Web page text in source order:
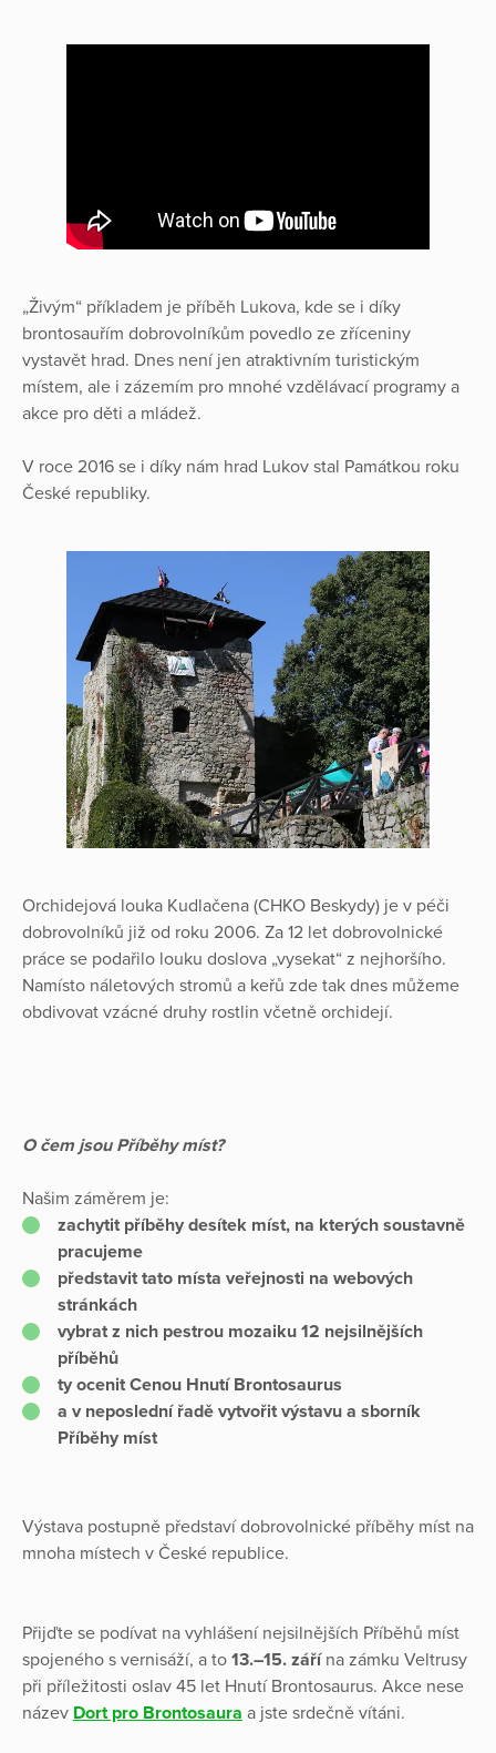
„Živým“ příkladem je příběh Lukova, kde se i díky
brontosauřím dobrovolníkům povedlo ze zříceniny
vystavět hrad. Dnes není jen atraktivním turistickým
místem, ale i zázemím pro mnohé vzdělávací programy a
akce pro děti a mládež.
V roce 2016 se i díky nám hrad Lukov stal Památkou roku
České republiky.
Orchidejová louka Kudlačena (CHKO Beskydy) je v péči
dobrovolníků již od roku 2006. Za 12 let dobrovolnické
práce se podařilo louku doslova „vysekat“ z nejhoršího.
Namísto náletových stromů a keřů zde tak dnes můžeme
obdivovat vzácné druhy rostlin včetně orchidejí.
O čem jsou Příběhy míst?
Našim záměrem je:
zachytit příběhy desítek míst, na kterých soustavně
pracujeme
představit tato místa veřejnosti na webových
stránkách
vybrat z nich pestrou mozaiku 12 nejsilnějších
příběhů
ty ocenit Cenou Hnutí Brontosaurus
a v neposlední řadě vytvořit výstavu a sborník
Příběhy míst
Výstava postupně představí dobrovolnické příběhy míst na
mnoha místech v České republice.
Přijďte se podívat na vyhlášení nejsilnějších Příběhů míst
spojeného s vernisáží, a to 13.–15. zářína zámku Veltrusy
při příležitosti oslav 45 let Hnutí Brontosaurus. Akce nese
název Dort pro Brontosaura a jste srdečně vítáni.